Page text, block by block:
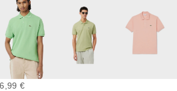
de oferta
€